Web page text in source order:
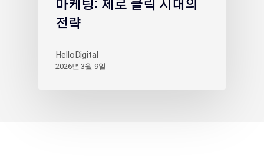
마케팅: 제로 클릭 시대의
전략
HelloDigital
2026년 3월 9일